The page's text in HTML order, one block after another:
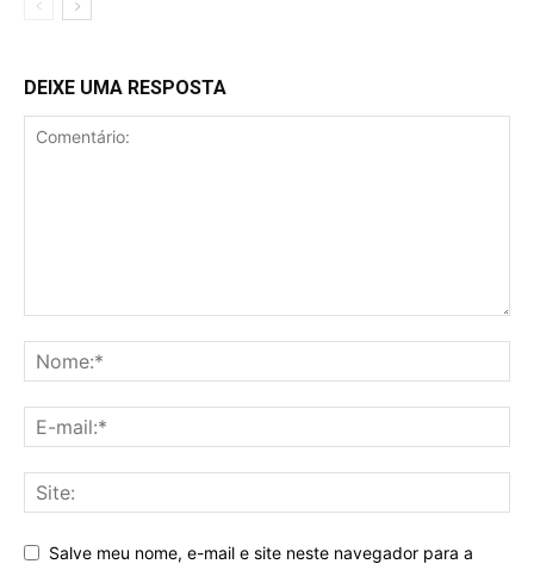
DEIXE UMA RESPOSTA
Salve meu nome, e-mail e site neste navegador para a